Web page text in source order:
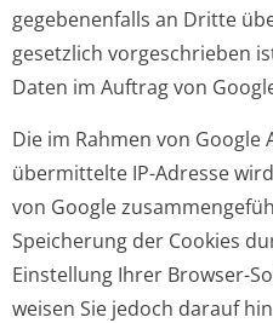
gegebenenfalls an Dritte
gesetzlich vorgeschrieben
Daten im Auftrag von
Die im Rahmen von
übermittelte IP-Adresse
von Google
Speicherung der Cookies
Einstellung Ihrer Browser-
weisen Sie jedoch darauf